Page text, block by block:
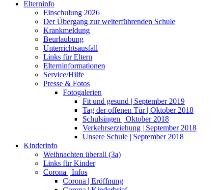
Elterninfo
Einschulung 2026
Der Übergang zur weiterführenden Schule
Krankmeldung
Beurlaubung
Unterrichtsausfall
Links für Eltern
Elterninformationen
Service/Hilfe
Presse & Fotos
Fotogalerien
Fit und gesund | September 2019
Tag der offenen Tür | Oktober 2018
Schulsingen | Oktober 2018
Verkehrserziehung | September 2018
Unsere Schule | September 2018
Kinderinfo
Weihnachten überall (3a)
Links für Kinder
Corona | Infos
Corona | Eröffnung